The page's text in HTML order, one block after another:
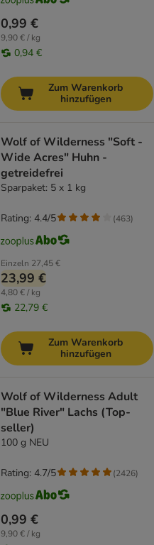
0,99 €
9,90 € / kg
0,94 €
Zum Warenkorb
hinzufügen
Wolf of Wilderness "Soft -
Wide Acres" Huhn -
getreidefrei
Sparpaket: 5 x 1 kg
Einzeln 27,45 €
23,99 €
4,80 € / kg
22,79 €
Rating: 4.4/5 (463)
Zum Warenkorb
hinzufügen
Wolf of Wilderness Adult
"Blue River" Lachs (Top-
seller)
100 g NEU
0,99 €
9,90 € / kg
Rating: 4.7/5 (2426)